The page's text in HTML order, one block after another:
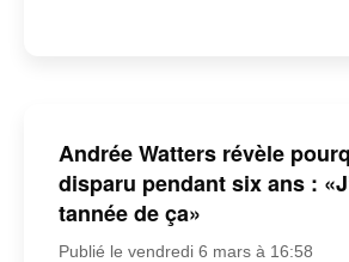
Andrée Watters révèle
disparu pendant six ans :
tannée de ça»
Publié le vendredi 6 mars à 16:58